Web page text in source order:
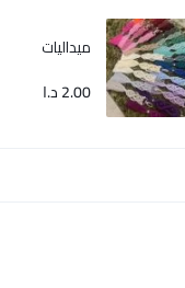
ميداليات
2.00د.ا